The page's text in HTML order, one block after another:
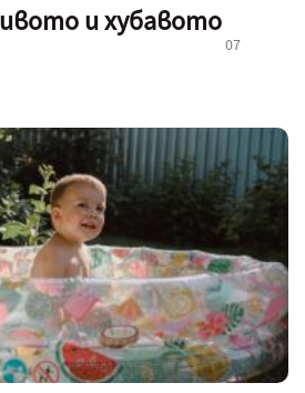
и хубавото
07